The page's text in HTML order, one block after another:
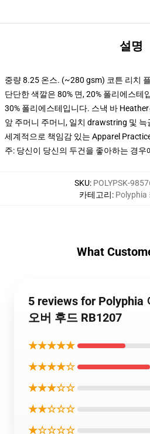
설명
중량 8.25 온스. (~280 gsm) 코튼 리치
단단한 색깔은 80% 면, 20% 폴리에스테
30% 폴리에스테입니다. 스낵 바
앞 주머니 주머니, 일치 drawstring 및 늑
세계적으로 책임감 있는 Apparel
주: 당신이 당신의 두건을 좋아하는 경
SKU: POLYPSK-
카테고리: Polyphia
What
5 reviews for Polyphia
오버 후드 RB1207
★★★★★
★★★★☆
★★★☆☆
★★☆☆☆
★☆☆☆☆